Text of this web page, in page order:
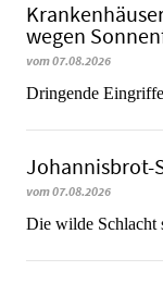
wegen
vom 07.08.2026
Dringende
Johannisbrot-
vom 07.08.2026
Die wilde Schlacht